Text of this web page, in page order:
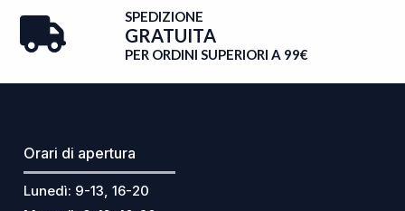
SPEDIZIONE
GRATUITA
PER ORDINI SUPERIORI A 99€
Orari di apertura
Lunedì: 9-13, 16-20